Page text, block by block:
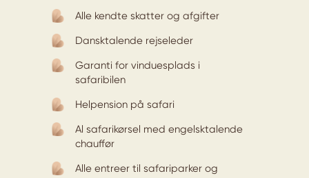
Alle kendte skatter og afgifter
Dansktalende rejseleder
Garanti for vinduesplads i
safaribilen
Helpension på safari
Al safarikørsel med engelsktalende
chauffør
Alle entreer til safariparker og